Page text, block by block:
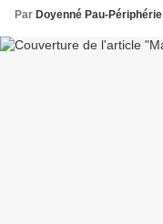
Par Doyenné Pau-Périphérie